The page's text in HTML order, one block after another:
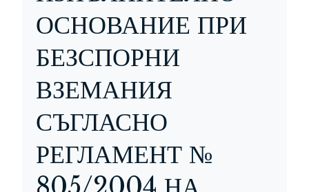
ОСНОВАНИЕ ПРИ
БЕЗСПОРНИ
ВЗЕМАНИЯ
СЪГЛАСНО
РЕГЛАМЕНТ №